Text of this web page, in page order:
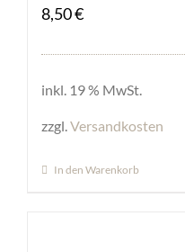
8,50€
inkl. 19 % MwSt.
zzgl.Versandkosten
In den Warenkorb